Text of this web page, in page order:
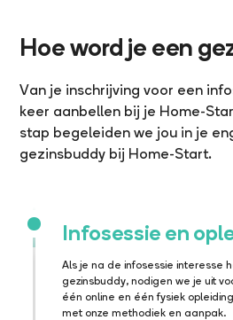
Hoe word je een
Van je inschrijving voor een
keer aanbellen bij je Home-
stap begeleiden we jou in je
gezinsbuddy bij Home-Start.
Infosessie en
Als je na de infosessie interesse
gezinsbuddy, nodigen we je uit
één online en één fysiek
met onze methodiek en aanpak.